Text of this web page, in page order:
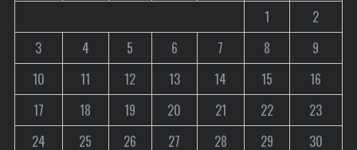
1
2
3
4 5 6 7 8
9
10
11 12 13 14 15
16
17
18 19 20 21 22
23
24
25 26 27 28 29 30